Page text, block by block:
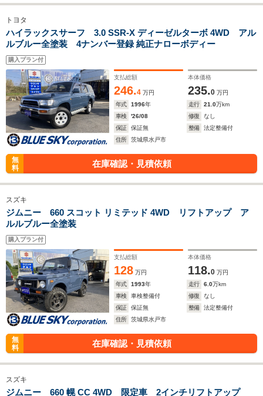
トヨタ
ハイラックスサーフ 3.0 SSR-X ディーゼルターボ 4WD アル
ルブルー全塗装 4ナンバー登録 純正ナローボディー
購入プラン付
支払総額
246.4 万円
本体価格
235.0 万円
年式
1996年 走行 21.0万km
車検
'26/08 修復
なし
保証
保証無 整備
法定整備付
住所
茨城県水戸市
無
料
在庫確認・見積依頼
スズキ
ジムニー 660 スコット リミテッド 4WD リフトアップ ア
ルルブルー全塗装
購入プラン付
支払総額
128 万円
本体価格
118.0 万円
年式
1993年 走行 6.0万km
車検
車検整備付 修復
なし
保証
保証無 整備
法定整備付
住所
茨城県水戸市
無
料
在庫確認・見積依頼
スズキ
ジムニー 660 幌 CC 4WD 限定車 2インチリフトアップ